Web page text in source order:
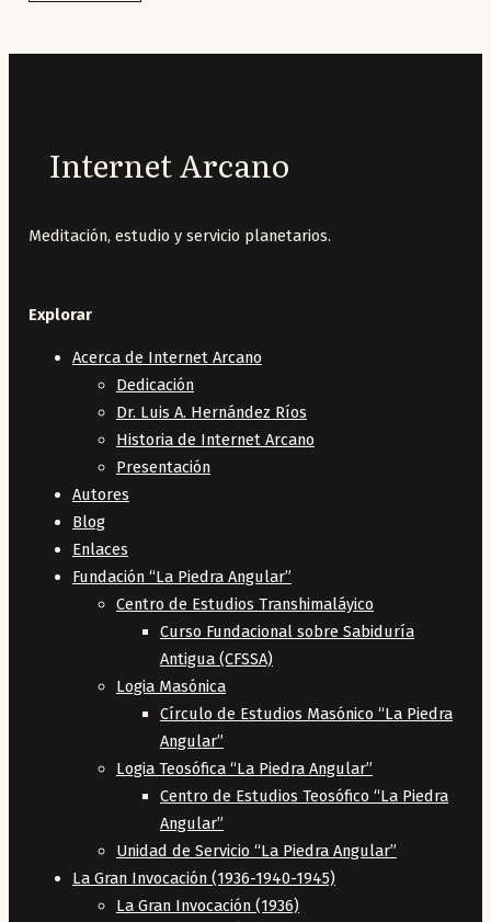
Internet Arcano
Meditación, estudio y servicio planetarios.
Explorar
Acerca de Internet Arcano
Dedicación
Dr. Luis A. Hernández Ríos
Historia de Internet Arcano
Presentación
Autores
Blog
Enlaces
Fundación “La Piedra Angular”
Centro de Estudios Transhimaláyico
Curso Fundacional sobre Sabiduría
Antigua (CFSSA)
Logia Masónica
Círculo de Estudios Masónico “La Piedra
Angular”
Logia Teosófica “La Piedra Angular”
Centro de Estudios Teosófico “La Piedra
Angular”
Unidad de Servicio “La Piedra Angular”
La Gran Invocación (1936-1940-1945)
La Gran Invocación (1936)